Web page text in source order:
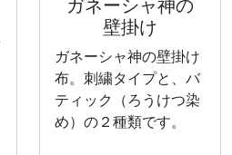
ガネーシャ神の
壁掛け
ガネーシャ神の壁掛け
布。刺繍タイプと、バ
ティック（ろうけつ染
め）の２種類です。